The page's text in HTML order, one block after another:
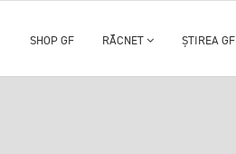
SHOP GF RĂCNET ȘTIREA GF